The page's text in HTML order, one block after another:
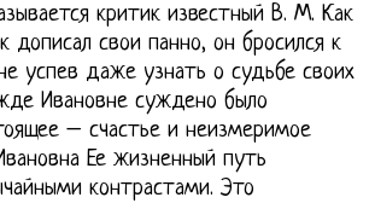
критик известный В. М. Как
дописал свои панно, он бросился к
успев даже узнать о судьбе своих
Ивановне суждено было
– счастье и неизмеримое
Ее жизненный путь
контрастами. Это